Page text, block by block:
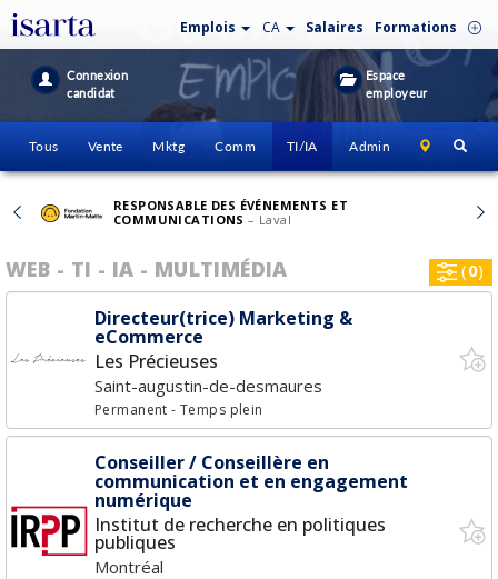
Emplois CA Salaires Formations
Connexion
candidat
Espace
employeur
Tous Vente Mktg Comm TI/IA Admin
RESPONSABLE DES ÉVÉNEMENTS ET
COMMUNICATIONS– Laval
WEB - TI - IA - MULTIMÉDIA (0)
Directeur(trice) Marketing &
eCommerce
Les Précieuses
Saint-augustin-de-desmaures
Permanent- Temps plein
Conseiller / Conseillère en
communication et en engagement
numérique
Institut de recherche en politiques
publiques
Montréal